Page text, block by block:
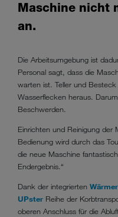
Maschine nicht
an.
Die Arbeitsumgebung ist
Personal sagt, dass die
warten ist. Teller und
Wasserflecken heraus.
Beschwerden.
Einrichten und Reinigung der
Bedienung wird durch das
die neue Maschine
Endergebnis.“
Dank der integrierten
UPster Reihe der
oberen Anschluss für die